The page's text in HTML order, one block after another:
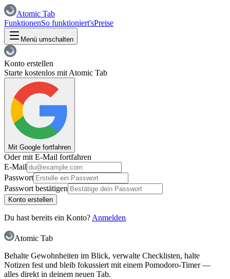
Atomic Tab
FunktionenSo funktioniert'sPreise
Menü umschalten
Konto erstellen
Starte kostenlos mit Atomic Tab
Mit Google fortfahren
Oder mit E-Mail fortfahren
E-Mail
Passwort
Passwort bestätigen
Konto erstellen
Du hast bereits ein Konto? Anmelden
Atomic Tab
Behalte Gewohnheiten im Blick, verwalte Checklisten, halte
Notizen fest und bleib fokussiert mit einem Pomodoro-Timer —
alles direkt in deinem neuen Tab.